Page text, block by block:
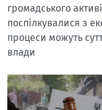
громадського
поспілкувалися з
процеси можуть
влади